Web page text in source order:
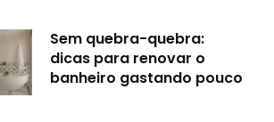
Sem quebra-quebra:
dicas para renovar o
banheiro gastando pouco